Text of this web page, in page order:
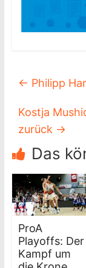
← Philipp
Kostja
zurück →
Das
ProA
Playoffs: Der
Kampf um